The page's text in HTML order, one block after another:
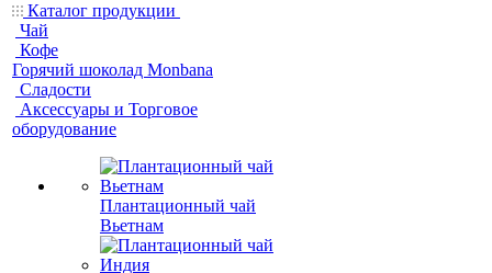
Каталог продукции
Чай
Кофе
Горячий шоколад Monbana
Сладости
Аксессуары и Торговое
оборудование
Плантационный чай
Вьетнам